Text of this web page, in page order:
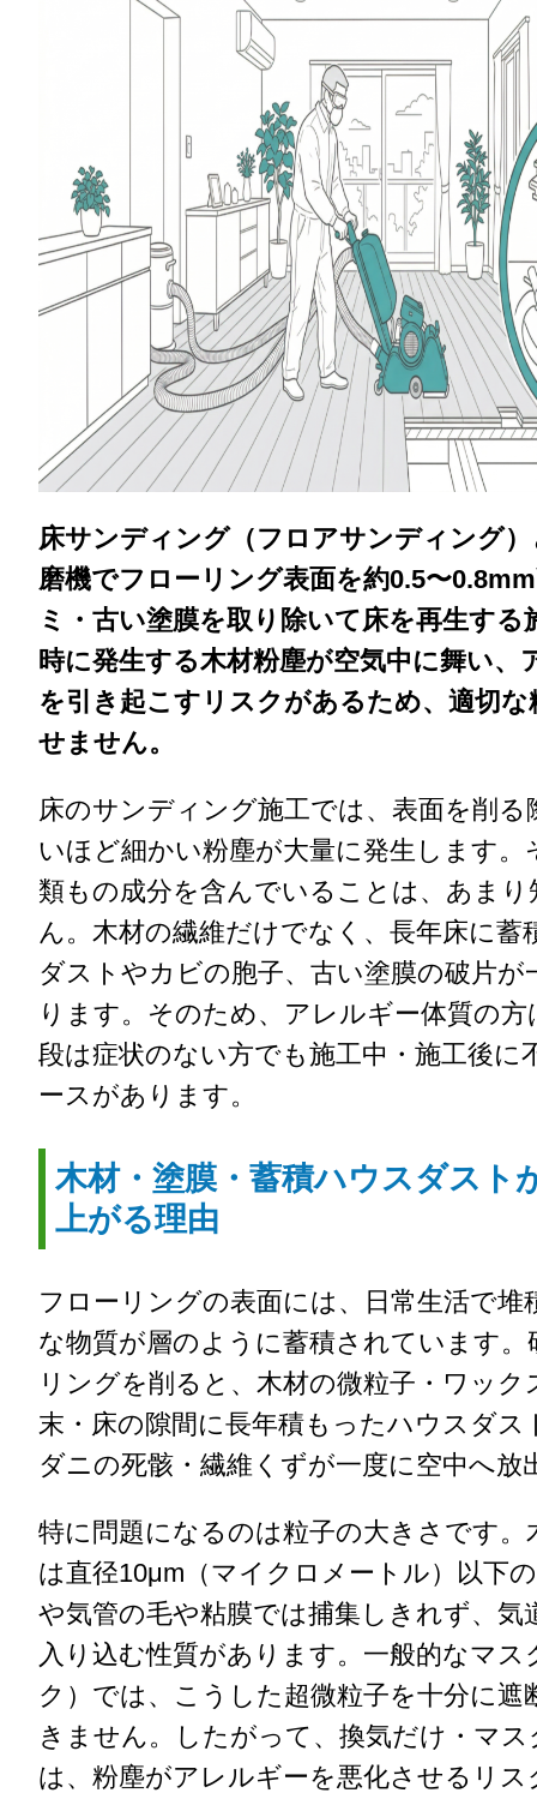
床サンディング（フロアサンディング
磨機でフローリング表面を約0.5〜
ミ・古い塗膜を取り除いて床を再生する
時に発生する木材粉塵が空気中に舞い、
を引き起こすリスクがあるため、適切な
せません。
床のサンディング施工では、表面を削る
いほど細かい粉塵が大量に発生します。
類もの成分を含んでいることは、あま
ん。木材の繊維だけでなく、長年床に蓄
ダストやカビの胞子、古い塗膜の破片が
ります。そのため、アレルギー体質の
段は症状のない方でも施工中・施工後に
ースがあります。
木材・塗膜・蓄積ハウスダスト
上がる理由
フローリングの表面には、日常生活で堆
な物質が層のように蓄積されています。
リングを削ると、木材の微粒子・ワック
末・床の隙間に長年積もったハウスダス
ダニの死骸・繊維くずが一度に空中へ放
特に問題になるのは粒子の大きさです。
は直径10μm（マイクロメートル）以下
や気管の毛や粘膜では捕集しきれず、気
入り込む性質があります。一般的なマス
ク）では、こうした超微粒子を十分に遮
きません。したがって、換気だけ・マ
は、粉塵がアレルギーを悪化させるリス